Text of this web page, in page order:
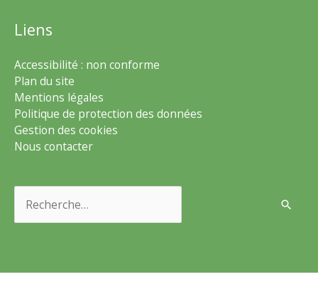
Liens
Accessibilité : non conforme
Plan du site
Mentions légales
Politique de protection des données
Gestion des cookies
Nous contacter